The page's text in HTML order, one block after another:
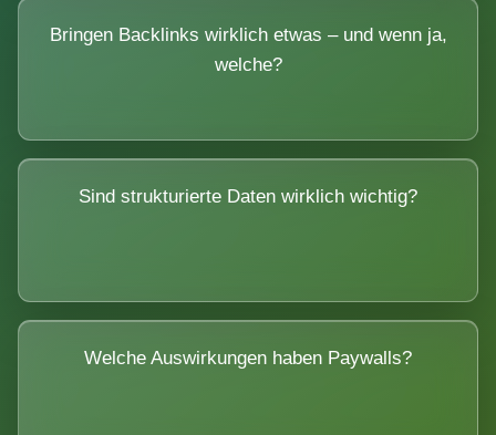
Bringen Backlinks wirklich etwas – und wenn ja,
welche?
Sind strukturierte Daten wirklich wichtig?
Welche Auswirkungen haben Paywalls?